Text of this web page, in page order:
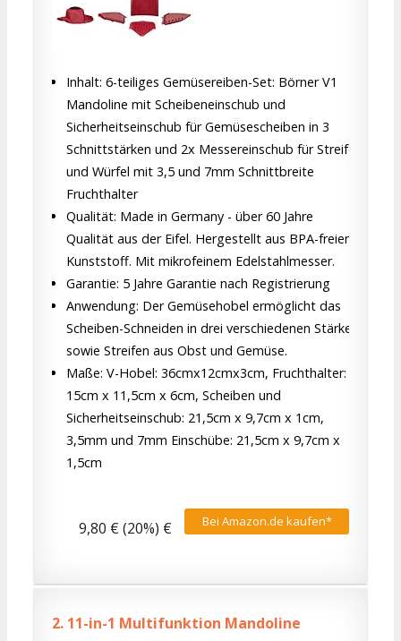
Inhalt: 6-teiliges Gemüsereiben-Set: Börner V1
Mandoline mit Scheibeneinschub und
Sicherheitseinschub für Gemüsescheiben in 3
Schnittstärken und 2x Messereinschub für Streifen
und Würfel mit 3,5 und 7mm Schnittbreite
Fruchthalter
Qualität: Made in Germany - über 60 Jahre
Qualität aus der Eifel. Hergestellt aus BPA-freiem
Kunststoff. Mit mikrofeinem Edelstahlmesser.
Garantie: 5 Jahre Garantie nach Registrierung
Anwendung: Der Gemüsehobel ermöglicht das
Scheiben-Schneiden in drei verschiedenen Stärken,
sowie Streifen aus Obst und Gemüse.
Maße: V-Hobel: 36cmx12cmx3cm, Fruchthalter:
15cm x 11,5cm x 6cm, Scheiben und
Sicherheitseinschub: 21,5cm x 9,7cm x 1cm,
3,5mm und 7mm Einschübe: 21,5cm x 9,7cm x
1,5cm
Bei Amazon.de kaufen*
9,80 € (20%) €
2. 11-in-1 Multifunktion Mandoline